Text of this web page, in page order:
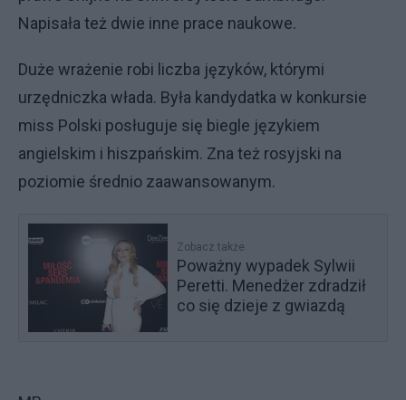
Napisała też dwie inne prace naukowe.
Duże wrażenie robi liczba języków, którymi
urzędniczka włada. Była kandydatka w konkursie
miss Polski posługuje się biegle językiem
angielskim i hiszpańskim. Zna też rosyjski na
poziomie średnio zaawansowanym.
Zobacz także
Poważny wypadek Sylwii
Peretti. Menedżer zdradził
co się dzieje z gwiazdą